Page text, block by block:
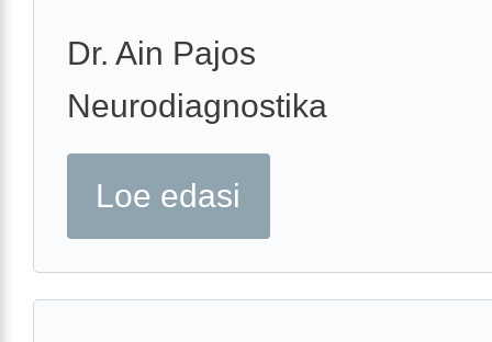
Dr. Ain Pajos
Neurodiagnostika
Loe edasi